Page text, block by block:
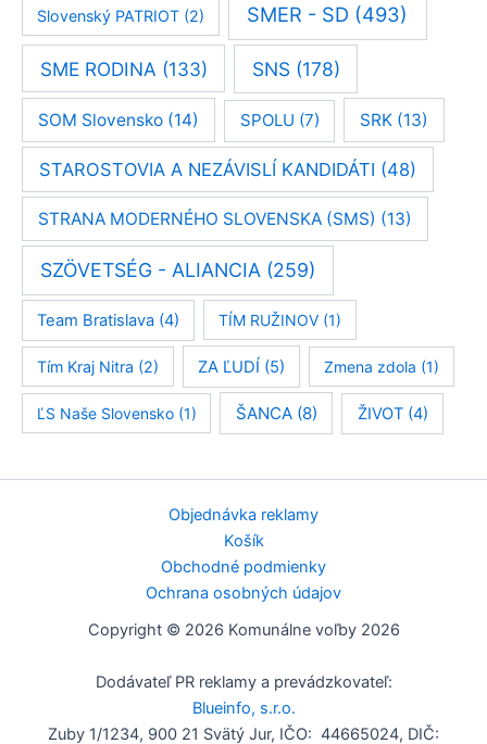
Slovenský PATRIOT(2) SMER - SD (493)
SME RODINA (133) SNS (178)
SOM Slovensko (14) SPOLU (7) SRK (13)
STAROSTOVIA A NEZÁVISLÍ KANDIDÁTI (48)
STRANA MODERNÉHO SLOVENSKA (SMS) (13)
SZÖVETSÉG - ALIANCIA (259)
Team Bratislava (4) TÍM RUŽINOV (1)
Tím Kraj Nitra (2) ZA ĽUDÍ (5) Zmena zdola (1)
ĽS Naše Slovensko(1) ŠANCA(8) ŽIVOT(4)
Objednávka reklamy
Košík
Obchodné podmienky
Ochrana osobných údajov
Copyright © 2026 Komunálne voľby 2026
Dodávateľ PR reklamy a prevádzkovateľ:
Blueinfo, s.r.o.
Zuby 1/1234, 900 21 Svätý Jur, IČO: 44665024, DIČ: